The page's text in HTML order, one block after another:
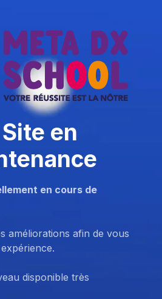
en
en cours de
améliorations afin de vous
disponible très